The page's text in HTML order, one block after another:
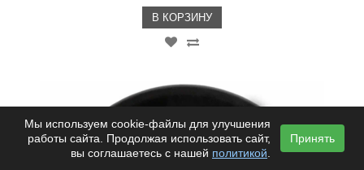
В КОРЗИНУ
Мы используем cookie-файлы для улучшения
работы сайта. Продолжая использовать сайт,
вы соглашаетесь с нашей политикой
Принять